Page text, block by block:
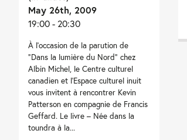
May 26th, 2009
19:00 - 20:30
À l’occasion de la parution de
“Dans la lumière du Nord” chez
Albin Michel, le Centre culturel
canadien et l’Espace culturel inuit
vous invitent à rencontrer Kevin
Patterson en compagnie de Francis
Geffard. Le livre – Née dans la
toundra à la...